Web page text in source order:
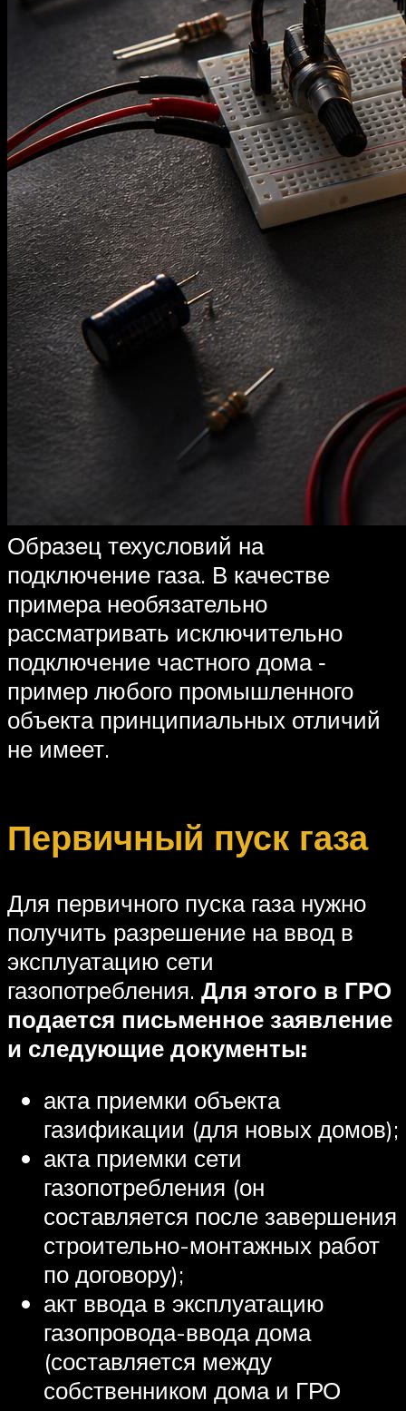
Образец техусловий на
подключение газа. В качестве
примера необязательно
рассматривать исключительно
подключение частного дома ‑
пример любого промышленного
объекта принципиальных отличий
не имеет.
Первичный пуск газа
Для первичного пуска газа нужно
получить разрешение на ввод в
эксплуатацию сети
газопотребления. Для этого в ГРО
подается письменное заявление
и следующие документы:
акта приемки объекта
газификации (для новых домов);
акта приемки сети
газопотребления (он
составляется после завершения
строительно-монтажных работ
по договору);
акт ввода в эксплуатацию
газопровода-ввода дома
(составляется между
собственником дома и ГРО